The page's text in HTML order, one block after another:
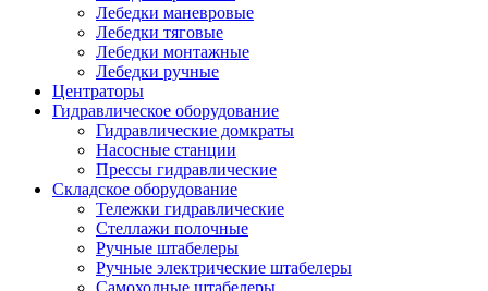
Лебедки маневровые
Лебедки тяговые
Лебедки монтажные
Лебедки ручные
Центраторы
Гидравлическое оборудование
Гидравлические домкраты
Насосные станции
Прессы гидравлические
Складское оборудование
Тележки гидравлические
Cтеллажи полочные
Ручные штабелеры
Ручные электрические штабелеры
Самоходные штабелеры